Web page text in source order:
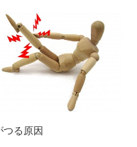
つる原因